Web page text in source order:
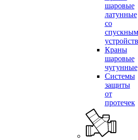
шаровые
латунные
со
спускным
Краны
шаровые
чугунные
Системы
защиты
от
протечек